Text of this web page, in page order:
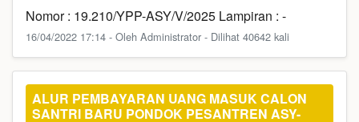
Nomor : 19.210/YPP-ASY/V/2025 Lampiran : -
16/04/2022 17:14 - Oleh Administrator - Dilihat 40642 kali
ALUR PEMBAYARAN UANG MASUK CALON
SANTRI BARU PONDOK PESANTREN ASY-